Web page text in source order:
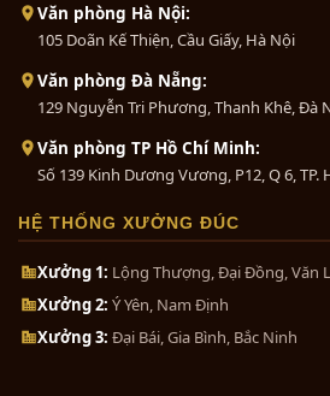
Văn phòng Hà Nội:
105 Doãn Kế Thiện, Cầu Giấy, Hà Nội
Văn phòng Đà Nẵng:
129 Nguyễn Tri Phương, Thanh Khê, Đà
Văn phòng TP Hồ Chí Minh:
Số 139 Kinh Dương Vương, P12, Q 6, TP.
HỆ THỐNG XƯỞNG ĐÚC
Xưởng 1: Lộng Thượng, Đại Đồng, Văn
Xưởng 2: Ý Yên, Nam Định
Xưởng 3: Đại Bái, Gia Bình, Bắc Ninh